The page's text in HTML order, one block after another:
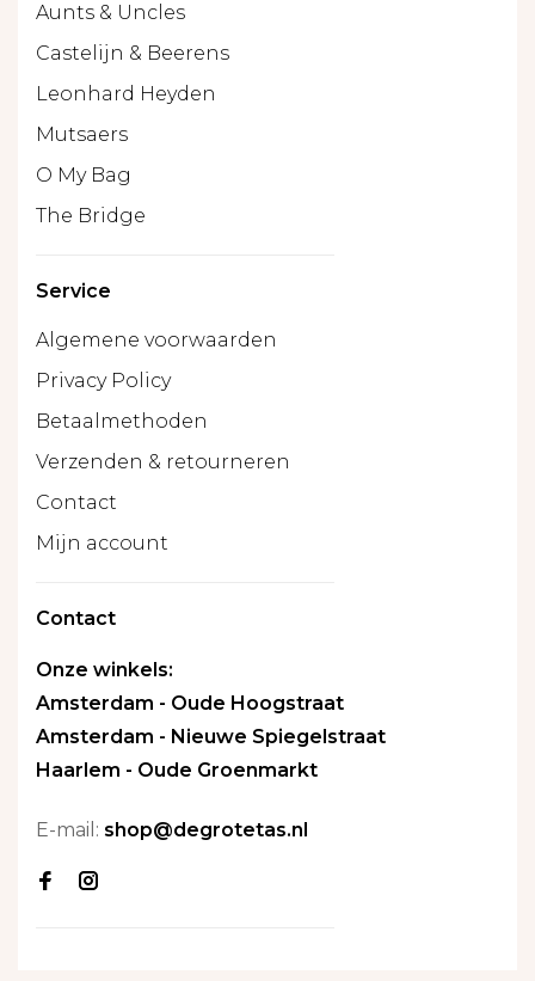
Aunts & Uncles
Castelijn & Beerens
Leonhard Heyden
Mutsaers
O My Bag
The Bridge
Service
Algemene voorwaarden
Privacy Policy
Betaalmethoden
Verzenden & retourneren
Contact
Mijn account
Contact
Onze winkels:
Amsterdam - Oude Hoogstraat
Amsterdam - Nieuwe Spiegelstraat
Haarlem - Oude Groenmarkt
E-mail: shop@degrotetas.nl